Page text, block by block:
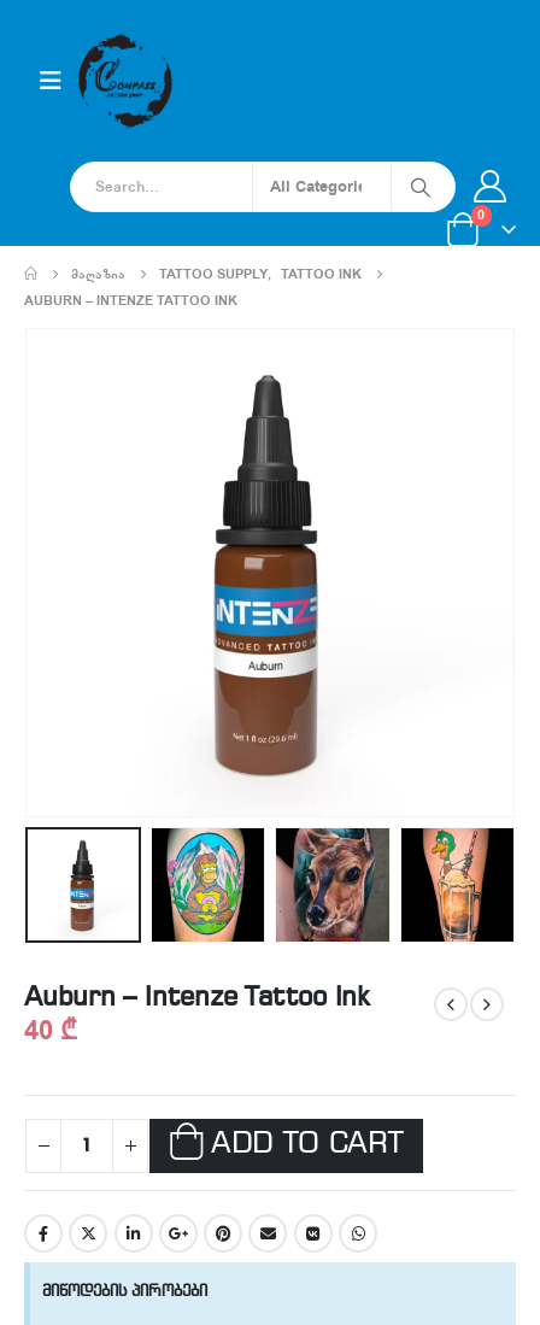
0
ᲛᲐᲦᲐᲖᲘᲐ TATTOO SUPPLY, TATTOO INK
AUBURN – INTENZE TATTOO INK
Auburn – Intenze Tattoo Ink
40 ₾
ADD TO CART
მიწოდების პირობები